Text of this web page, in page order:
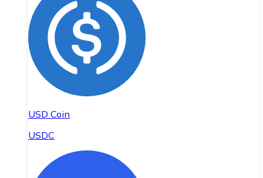
USD Coin
USDC